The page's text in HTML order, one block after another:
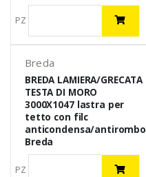
PZ
Breda
BREDA LAMIERA/GRECATA
TESTA DI MORO
3000X1047 lastra per
tetto con filc
anticondensa/antirombo
Breda
PZ